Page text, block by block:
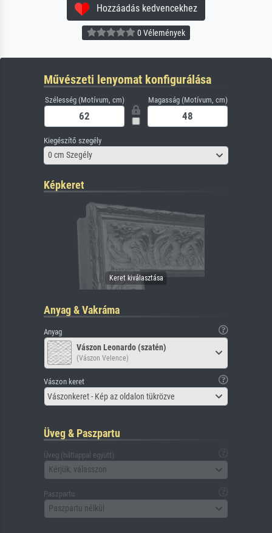
Hozzáadás kedvencekhez
0 Vélemények
Művészeti lenyomat konfigurálása
Szélesség (Motívum, cm) Magasság (Motívum, cm)
Kiegészítő szegély
0 cm Szegély
Képkeret
Anyag & Vakráma
Anyag
Vászon Leonardo (szatén)
(Vászon Velence)
Vászon keret
Vászonkeret - Kép az oldalon tükrözve
Üveg & Paszpartu
Üveg (hátlappal együtt)
Kérjük, válasszon
Paszpartu
Paszpartu nélkül